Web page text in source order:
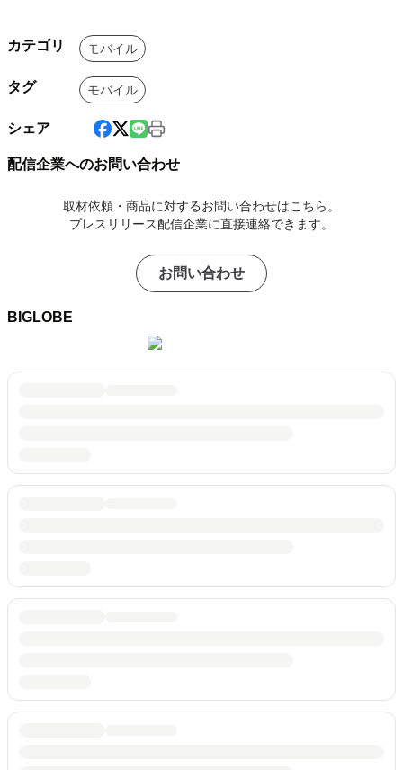
カテゴリ モバイル
タグ モバイル
シェア
配信企業へのお問い合わせ
取材依頼・商品に対するお問い合わせはこちら。
プレスリリース配信企業に直接連絡できます。
お問い合わせ
BIGLOBE